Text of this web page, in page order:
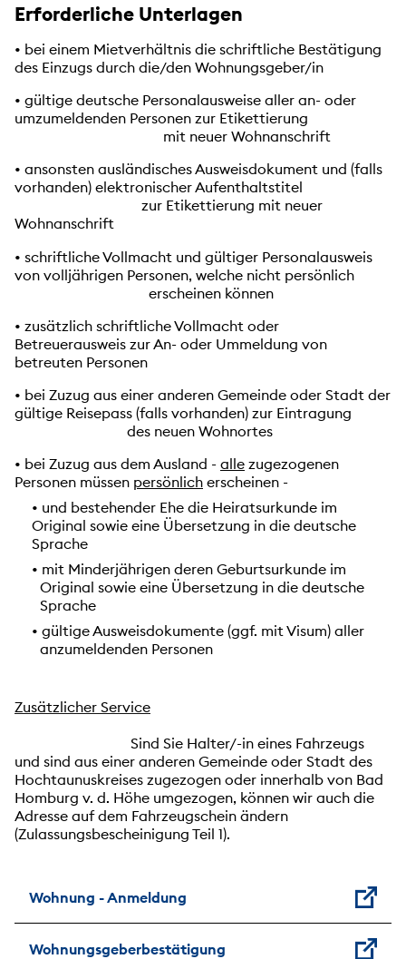
Erforderliche Unterlagen
• bei einem Mietverhältnis die schriftliche Bestätigung
des Einzugs durch die/den Wohnungsgeber/in
• gültige deutsche Personalausweise aller an- oder
umzumeldenden Personen zur Etikettierung
mit neuer Wohnanschrift
• ansonsten ausländisches Ausweisdokument und (falls
vorhanden) elektronischer Aufenthaltstitel
zur Etikettierung mit neuer
Wohnanschrift
• schriftliche Vollmacht und gültiger Personalausweis
von volljährigen Personen, welche nicht persönlich
erscheinen können
• zusätzlich schriftliche Vollmacht oder
Betreuerausweis zur An- oder Ummeldung von
betreuten Personen
• bei Zuzug aus einer anderen Gemeinde oder Stadt der
gültige Reisepass (falls vorhanden) zur Eintragung
des neuen Wohnortes
• bei Zuzug aus dem Ausland - alle zugezogenen
Personen müssen persönlich erscheinen -
• und bestehender Ehe die Heiratsurkunde im
Original sowie eine Übersetzung in die deutsche
Sprache
• mit Minderjährigen deren Geburtsurkunde im
Original sowie eine Übersetzung in die deutsche
Sprache
• gültige Ausweisdokumente (ggf. mit Visum) aller
anzumeldenden Personen
Zusätzlicher Service
Sind Sie Halter/-in eines Fahrzeugs
und sind aus einer anderen Gemeinde oder Stadt des
Hochtaunuskreises zugezogen oder innerhalb von Bad
Homburg v. d. Höhe umgezogen, können wir auch die
Adresse auf dem Fahrzeugschein ändern
(Zulassungsbescheinigung Teil 1).
Wohnung - Anmeldung
Wohnungsgeberbestätigung